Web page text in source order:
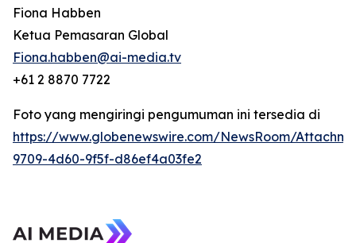
Fiona Habben
Ketua Pemasaran Global
Fiona.habben@ai-media.tv
+61 2 8870 7722
Foto yang mengiringi pengumuman ini tersedia di
https://www.globenewswire.com/NewsRoom/
9709-4d60-9f5f-d86ef4a03fe2